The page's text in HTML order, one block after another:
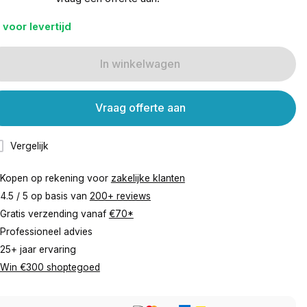
voor levertijd
In winkelwagen
Vergelijk
Vraag offerte aan
Kopen op rekening voor zakelijke klanten
4.5 / 5 op basis van 200+ reviews
Gratis verzending vanaf €70*
Professioneel advies
25+ jaar ervaring
Win €300 shoptegoed